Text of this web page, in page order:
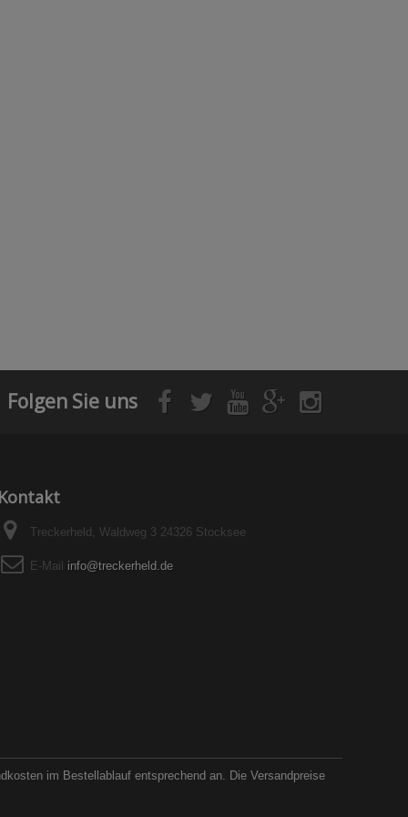
Folgen Sie uns
Kontakt
Treckerheld, Waldweg 3 24326 Stocksee
E-Mail info@treckerheld.de
im Bestellablauf entsprechend an. Die Versandpreise